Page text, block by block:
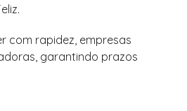
com rapidez, empresas
garantindo prazos